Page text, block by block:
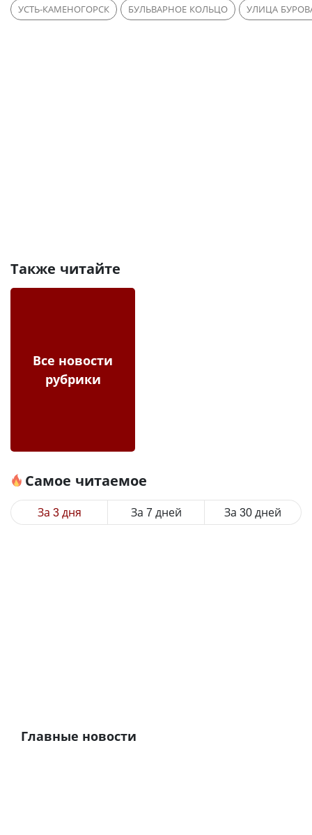
УСТЬ-КАМЕНОГОРСК БУЛЬВАРНОЕ КОЛЬЦО УЛИЦА
Также читайте
Все новости
рубрики
Самое читаемое
За 3 дня За 7 дней За 30 дней
Главные новости